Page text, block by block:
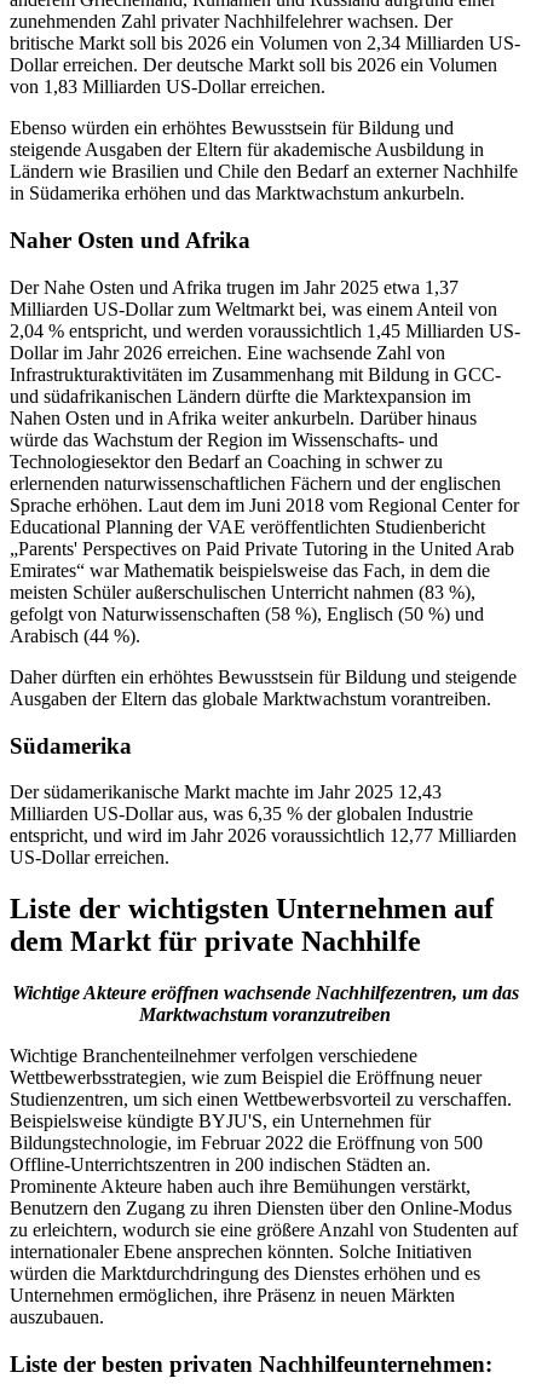
zunehmenden Zahl privater Nachhilfelehrer wachsen. Der
britische Markt soll bis 2026 ein Volumen von 2,34 Milliarden US-
Dollar erreichen. Der deutsche Markt soll bis 2026 ein Volumen
von 1,83 Milliarden US-Dollar erreichen.
Ebenso würden ein erhöhtes Bewusstsein für Bildung und
steigende Ausgaben der Eltern für akademische Ausbildung in
Ländern wie Brasilien und Chile den Bedarf an externer Nachhilfe
in Südamerika erhöhen und das Marktwachstum ankurbeln.
Naher Osten und Afrika
Der Nahe Osten und Afrika trugen im Jahr 2025 etwa 1,37
Milliarden US-Dollar zum Weltmarkt bei, was einem Anteil von
2,04 % entspricht, und werden voraussichtlich 1,45 Milliarden US-
Dollar im Jahr 2026 erreichen. Eine wachsende Zahl von
Infrastrukturaktivitäten im Zusammenhang mit Bildung in GCC-
und südafrikanischen Ländern dürfte die Marktexpansion im
Nahen Osten und in Afrika weiter ankurbeln. Darüber hinaus
würde das Wachstum der Region im Wissenschafts- und
Technologiesektor den Bedarf an Coaching in schwer zu
erlernenden naturwissenschaftlichen Fächern und der englischen
Sprache erhöhen. Laut dem im Juni 2018 vom Regional Center for
Educational Planning der VAE veröffentlichten Studienbericht
„Parents' Perspectives on Paid Private Tutoring in the United Arab
Emirates“ war Mathematik beispielsweise das Fach, in dem die
meisten Schüler außerschulischen Unterricht nahmen (83 %),
gefolgt von Naturwissenschaften (58 %), Englisch (50 %) und
Arabisch (44 %).
Daher dürften ein erhöhtes Bewusstsein für Bildung und steigende
Ausgaben der Eltern das globale Marktwachstum vorantreiben.
Südamerika
Der südamerikanische Markt machte im Jahr 2025 12,43
Milliarden US-Dollar aus, was 6,35 % der globalen Industrie
entspricht, und wird im Jahr 2026 voraussichtlich 12,77 Milliarden
US-Dollar erreichen.
Liste der wichtigsten Unternehmen auf
dem Markt für private Nachhilfe
Wichtige Akteure eröffnen wachsende Nachhilfezentren, um das
Marktwachstum voranzutreiben
Wichtige Branchenteilnehmer verfolgen verschiedene
Wettbewerbsstrategien, wie zum Beispiel die Eröffnung neuer
Studienzentren, um sich einen Wettbewerbsvorteil zu verschaffen.
Beispielsweise kündigte BYJU'S, ein Unternehmen für
Bildungstechnologie, im Februar 2022 die Eröffnung von 500
Offline-Unterrichtszentren in 200 indischen Städten an.
Prominente Akteure haben auch ihre Bemühungen verstärkt,
Benutzern den Zugang zu ihren Diensten über den Online-Modus
zu erleichtern, wodurch sie eine größere Anzahl von Studenten auf
internationaler Ebene ansprechen könnten. Solche Initiativen
würden die Marktdurchdringung des Dienstes erhöhen und es
Unternehmen ermöglichen, ihre Präsenz in neuen Märkten
auszubauen.
Liste der besten privaten Nachhilfeunternehmen: